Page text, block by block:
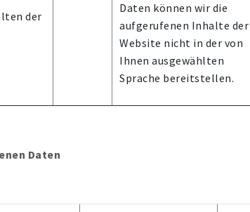
der
Daten können wir die
aufgerufenen Inhalte der
Website nicht in der von
Ihnen ausgewählten
Sprache bereitstellen.
Daten